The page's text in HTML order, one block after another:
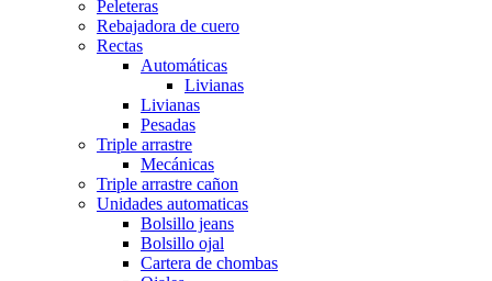
Peleteras
Rebajadora de cuero
Rectas
Automáticas
Livianas
Livianas
Pesadas
Triple arrastre
Mecánicas
Triple arrastre cañon
Unidades automaticas
Bolsillo jeans
Bolsillo ojal
Cartera de chombas